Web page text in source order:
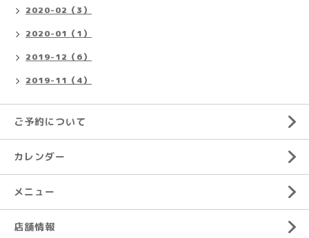
2020-02（3）
2020-01（1）
2019-12（6）
2019-11（4）
ご予約について
カレンダー
メニュー
店舗情報